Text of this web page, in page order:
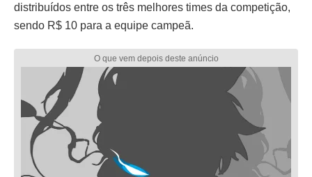
distribuídos entre os três melhores times da competição,
sendo R$ 10 para a equipe campeã.